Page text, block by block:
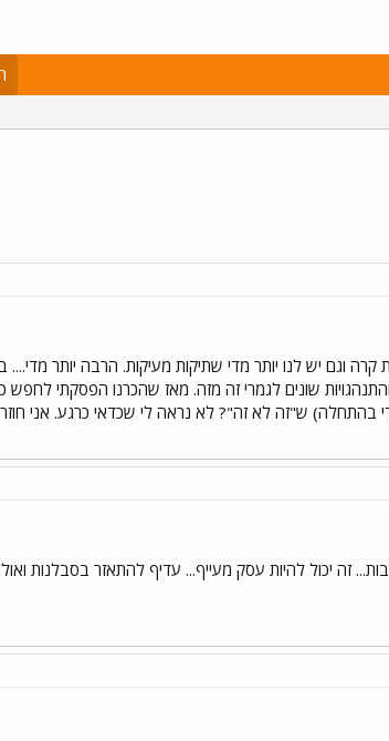
יש לנו יותר מדי שתיקות מעיקות. הרבה יותר מדי....
שונים לגמרי זה מזה. מאז שהכרנו הפסקתי לחפש
בהתחלה) ש"זה לא זה"? לא נראה לי שכדאי כרגע. אני
זה יכול להיות עסק מעייף... עדיף להתאזר בסבלנות